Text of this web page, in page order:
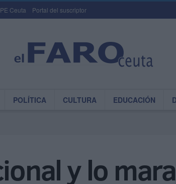
Ceuta Portal del suscriptor
POLÍTICA CULTURA EDUCACIÓN
y lo